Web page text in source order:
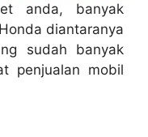
anda, banyak
diantaranya
sudah banyak
penjualan mobil